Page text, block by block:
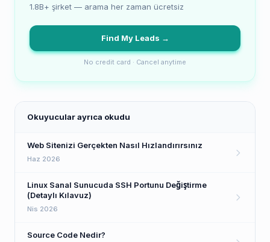
1.8B+ şirket — arama her zaman ücretsiz
Find My Leads →
No credit card · Cancel anytime
Okuyucular ayrıca okudu
Web Sitenizi Gerçekten Nasıl Hızlandırırsınız
Haz 2026
Linux Sanal Sunucuda SSH Portunu Değiştirme
(Detaylı Kılavuz)
Nis 2026
Source Code Nedir?